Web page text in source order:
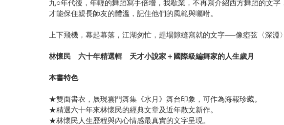
九○年代後，年輕的舞蹈寫手倍增，我歇業，不再寫介紹西方舞蹈的文
才能保住親長師友的體溫，記住他們的風範與囑咐。
上下飛機，幕起幕落，江湖匆忙，趕場隙縫寫就的文字──像瘂弦〈深
林懷民 六十年精選輯 天才小說家＋國際級編舞家的人生歲月
本書特色
★雙面書衣，展現雲門舞集《水月》舞台印象，可作為海報珍藏。
★精選六十年來林懷民的經典文章及近年散文新作。
★林懷民人生歷程與內心情感最真實的文字呈現。